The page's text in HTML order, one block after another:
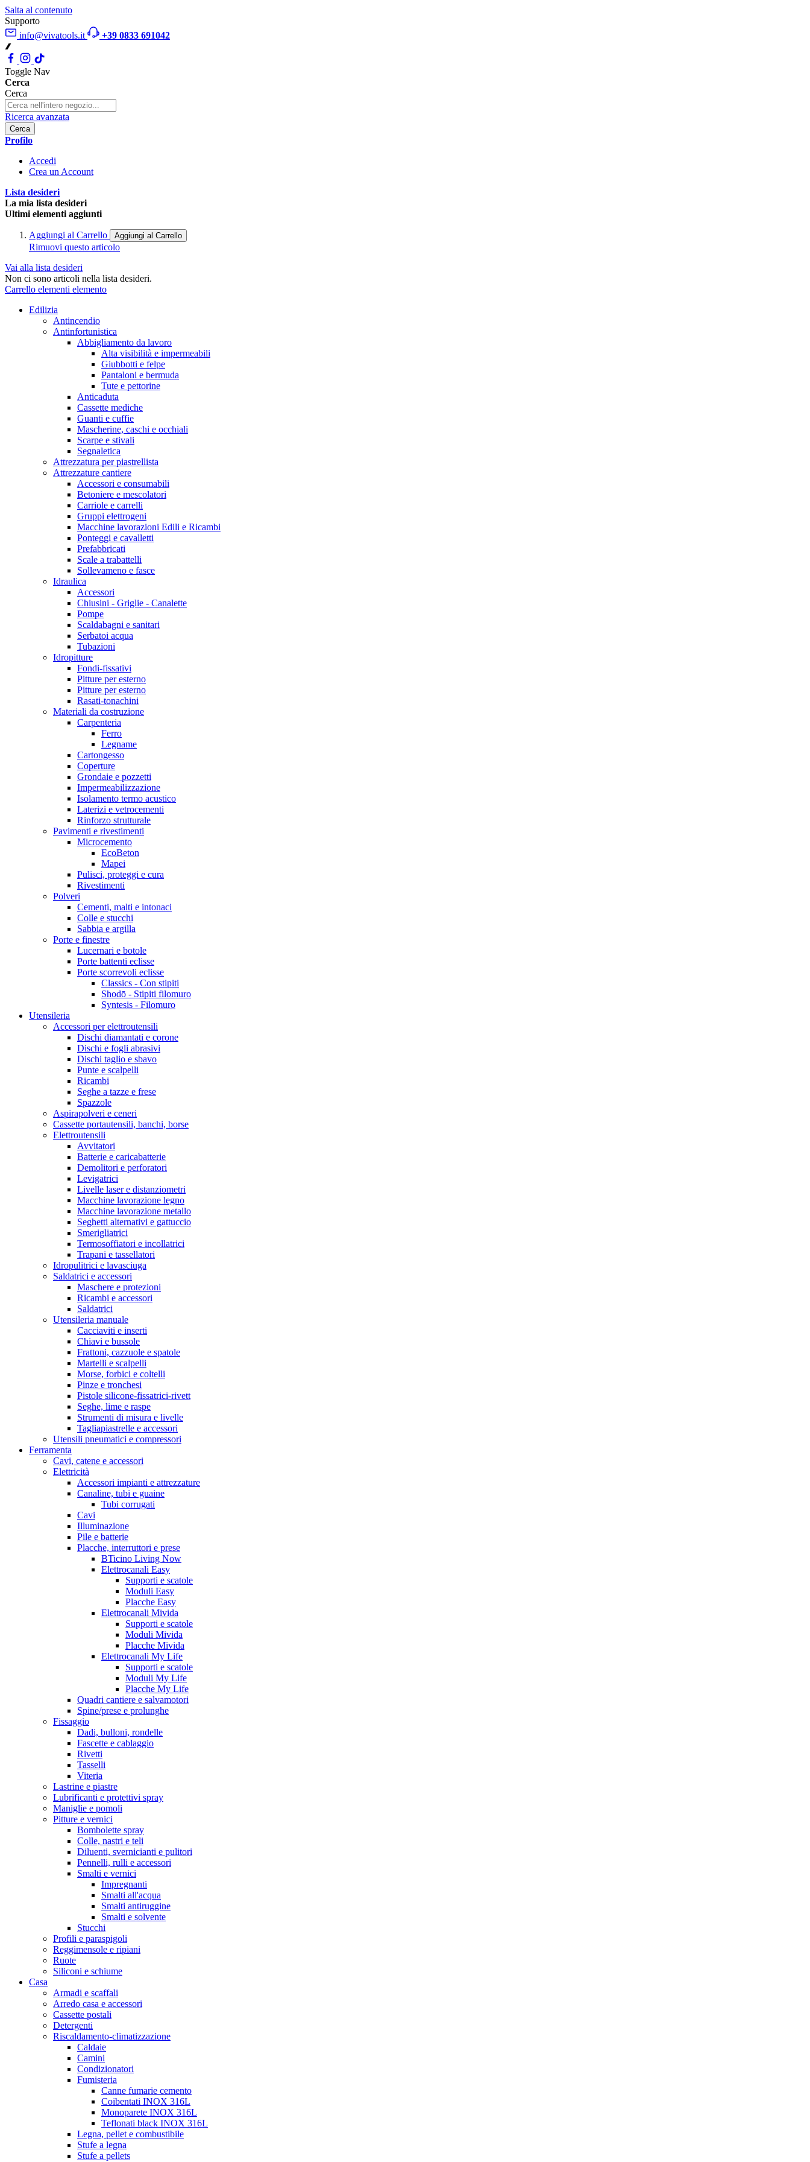
Salta al contenuto
Supporto
info@vivatools.it
+39 0833 691042
Toggle Nav
Cerca
Cerca
Ricerca avanzata
Cerca
Profilo
Accedi
Crea un Account
Lista desideri
La mia lista desideri
Ultimi elementi aggiunti
Aggiungi al Carrello Aggiungi al Carrello
Rimuovi questo articolo
Vai alla lista desideri
Non ci sono articoli nella lista desideri.
Carrello elementi elemento
Edilizia
Antincendio
Antinfortunistica
Abbigliamento da lavoro
Alta visibilità e impermeabili
Giubbotti e felpe
Pantaloni e bermuda
Tute e pettorine
Anticaduta
Cassette mediche
Guanti e cuffie
Mascherine, caschi e occhiali
Scarpe e stivali
Segnaletica
Attrezzatura per piastrellista
Attrezzature cantiere
Accessori e consumabili
Betoniere e mescolatori
Carriole e carrelli
Gruppi elettrogeni
Macchine lavorazioni Edili e Ricambi
Ponteggi e cavalletti
Prefabbricati
Scale a trabattelli
Sollevameno e fasce
Idraulica
Accessori
Chiusini - Griglie - Canalette
Pompe
Scaldabagni e sanitari
Serbatoi acqua
Tubazioni
Idropitture
Fondi-fissativi
Pitture per esterno
Pitture per esterno
Rasati-tonachini
Materiali da costruzione
Carpenteria
Ferro
Legname
Cartongesso
Coperture
Grondaie e pozzetti
Impermeabilizzazione
Isolamento termo acustico
Laterizi e vetrocementi
Rinforzo strutturale
Pavimenti e rivestimenti
Microcemento
EcoBeton
Mapei
Pulisci, proteggi e cura
Rivestimenti
Polveri
Cementi, malti e intonaci
Colle e stucchi
Sabbia e argilla
Porte e finestre
Lucernari e botole
Porte battenti eclisse
Porte scorrevoli eclisse
Classics - Con stipiti
Shodō - Stipiti filomuro
Syntesis - Filomuro
Utensileria
Accessori per elettroutensili
Dischi diamantati e corone
Dischi e fogli abrasivi
Dischi taglio e sbavo
Punte e scalpelli
Ricambi
Seghe a tazze e frese
Spazzole
Aspirapolveri e ceneri
Cassette portautensili, banchi, borse
Elettroutensili
Avvitatori
Batterie e caricabatterie
Demolitori e perforatori
Levigatrici
Livelle laser e distanziometri
Macchine lavorazione legno
Macchine lavorazione metallo
Seghetti alternativi e gattuccio
Smerigliatrici
Termosoffiatori e incollatrici
Trapani e tassellatori
Idropulitrici e lavasciuga
Saldatrici e accessori
Maschere e protezioni
Ricambi e accessori
Saldatrici
Utensileria manuale
Cacciaviti e inserti
Chiavi e bussole
Frattoni, cazzuole e spatole
Martelli e scalpelli
Morse, forbici e coltelli
Pinze e tronchesi
Pistole silicone-fissatrici-rivett
Seghe, lime e raspe
Strumenti di misura e livelle
Tagliapiastrelle e accessori
Utensili pneumatici e compressori
Ferramenta
Cavi, catene e accessori
Elettricità
Accessori impianti e attrezzature
Canaline, tubi e guaine
Tubi corrugati
Cavi
Illuminazione
Pile e batterie
Placche, interruttori e prese
BTicino Living Now
Elettrocanali Easy
Supporti e scatole
Moduli Easy
Placche Easy
Elettrocanali Mivida
Supporti e scatole
Moduli Mivida
Placche Mivida
Elettrocanali My Life
Supporti e scatole
Moduli My Life
Placche My Life
Quadri cantiere e salvamotori
Spine/prese e prolunghe
Fissaggio
Dadi, bulloni, rondelle
Fascette e cablaggio
Rivetti
Tasselli
Viteria
Lastrine e piastre
Lubrificanti e protettivi spray
Maniglie e pomoli
Pitture e vernici
Bombolette spray
Colle, nastri e teli
Diluenti, svernicianti e pulitori
Pennelli, rulli e accessori
Smalti e vernici
Impregnanti
Smalti all'acqua
Smalti antiruggine
Smalti e solvente
Stucchi
Profili e paraspigoli
Reggimensole e ripiani
Ruote
Siliconi e schiume
Casa
Armadi e scaffali
Arredo casa e accessori
Cassette postali
Detergenti
Riscaldamento-climatizzazione
Caldaie
Camini
Condizionatori
Fumisteria
Canne fumarie cemento
Coibentati INOX 316L
Monoparete INOX 316L
Teflonati black INOX 316L
Legna, pellet e combustibile
Stufe a legna
Stufe a pellets